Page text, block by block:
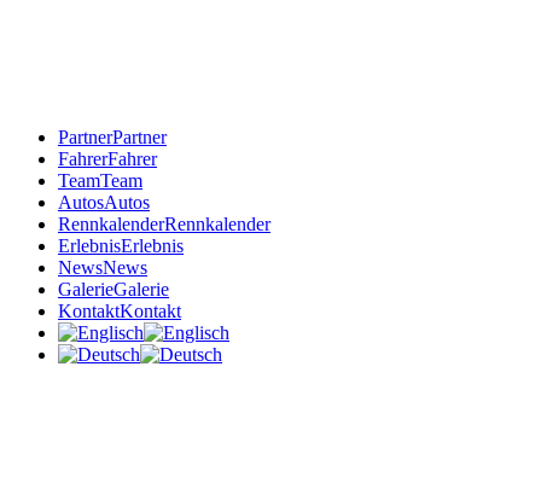
PartnerPartner
FahrerFahrer
TeamTeam
AutosAutos
RennkalenderRennkalender
ErlebnisErlebnis
NewsNews
GalerieGalerie
KontaktKontakt